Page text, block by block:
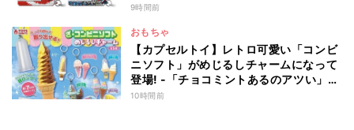
9時間前
おもちゃ
【カプセルトイ】レトロ可愛い「コンビ
ニソフト」がめじるしチャームになって
登場! -「チョコミントあるのアツい」
「中身出せるのたのしい」と話題
10時間前